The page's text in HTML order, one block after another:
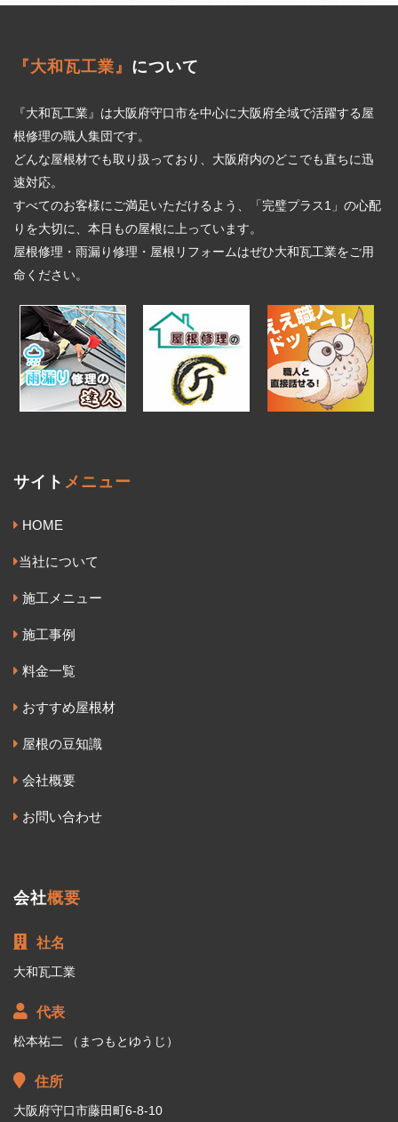
『大和瓦工業』 について
『大和瓦工業』は大阪府守口市を中心に大阪府全域で活躍する屋
根修理の職人集団です。
どんな屋根材でも取り扱っており、大阪府内のどこでも直ちに迅
速対応。
すべてのお客様にご満足いただけるよう、「完璧プラス1」の心配
りを大切に、本日もの屋根に上っています。
屋根修理・雨漏り修理・屋根リフォームはぜひ大和瓦工業をご用
命ください。
サイト メニュー
HOME
当社について
施工メニュー
施工事例
料金一覧
おすすめ屋根材
屋根の豆知識
会社概要
お問い合わせ
会社概要
社名
大和瓦工業
代表
松本祐二 （まつもとゆうじ）
住所
大阪府守口市藤田町6-8-10